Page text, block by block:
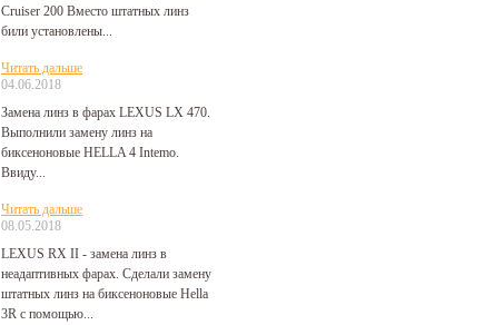
Cruiser 200 Вместо штатных линз
били установлены...
Читать дальше
04.06.2018
Замена линз в фарах LEXUS LX 470.
Выполнили замену линз на
биксеноновые HELLA 4 Intemo.
Ввиду...
Читать дальше
08.05.2018
LEXUS RX II - замена линз в
неадаптивных фарах. Сделали замену
штатных линз на биксеноновые Hella
3R с помощью...